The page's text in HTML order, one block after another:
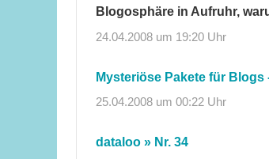
Blogosphäre in Aufruhr,
24.04.2008 um 19:20 Uhr
Mysteriöse Pakete für
25.04.2008 um 00:22 Uhr
dataloo » Nr. 34